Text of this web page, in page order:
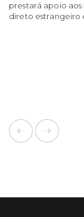
prestará apoio
direto estrangeiro